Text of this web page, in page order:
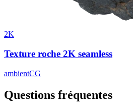
2K
Texture roche 2K seamless
ambientCG
Questions fréquentes